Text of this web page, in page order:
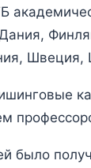
Швеция,
было